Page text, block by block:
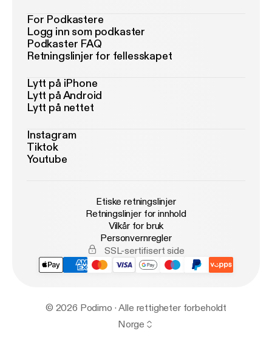
For Podkastere
Logg inn som podkaster
Podkaster FAQ
Retningslinjer for fellesskapet
Lytt på iPhone
Lytt på Android
Lytt på nettet
Instagram
Tiktok
Youtube
Etiske retningslinjer
Retningslinjer for innhold
Vilkår for bruk
Personvernregler
SSL-sertifisert side
© 2026 Podimo · Alle rettigheter forbeholdt
Norge